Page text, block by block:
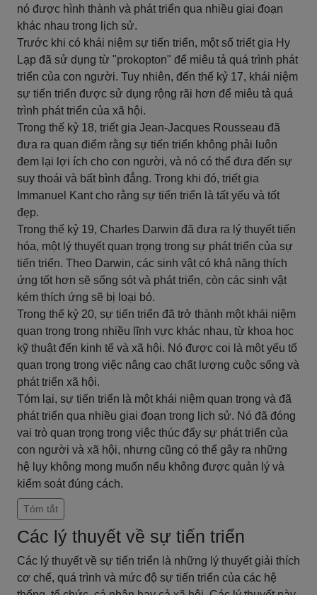
nó được hình thành và phát triển qua nhiều giai đoạn
khác nhau trong lịch sử.
Trước khi có khái niệm sự tiến triển, một số triết gia Hy
Lạp đã sử dụng từ "prokopton" để miêu tả quá trình phát
triển của con người. Tuy nhiên, đến thế kỷ 17, khái niệm
sự tiến triển được sử dụng rộng rãi hơn để miêu tả quá
trình phát triển của xã hội.
Trong thế kỷ 18, triết gia Jean-Jacques Rousseau đã
đưa ra quan điểm rằng sự tiến triển không phải luôn
đem lại lợi ích cho con người, và nó có thể đưa đến sự
suy thoái và bất bình đẳng. Trong khi đó, triết gia
Immanuel Kant cho rằng sự tiến triển là tất yếu và tốt
đẹp.
Trong thế kỷ 19, Charles Darwin đã đưa ra lý thuyết tiến
hóa, một lý thuyết quan trọng trong sự phát triển của sự
tiến triển. Theo Darwin, các sinh vật có khả năng thích
ứng tốt hơn sẽ sống sót và phát triển, còn các sinh vật
kém thích ứng sẽ bị loại bỏ.
Trong thế kỷ 20, sự tiến triển đã trở thành một khái niệm
quan trọng trong nhiều lĩnh vực khác nhau, từ khoa học
kỹ thuật đến kinh tế và xã hội. Nó được coi là một yếu tố
quan trọng trong việc nâng cao chất lượng cuộc sống và
phát triển xã hội.
Tóm lại, sự tiến triển là một khái niệm quan trọng và đã
phát triển qua nhiều giai đoạn trong lịch sử. Nó đã đóng
vai trò quan trọng trong việc thúc đẩy sự phát triển của
con người và xã hội, nhưng cũng có thể gây ra những
hệ lụy không mong muốn nếu không được quản lý và
kiểm soát đúng cách.
Tóm tắt
Các lý thuyết về sự tiến triển
Các lý thuyết về sự tiến triển là những lý thuyết giải thích
cơ chế, quá trình và mức độ sự tiến triển của các hệ